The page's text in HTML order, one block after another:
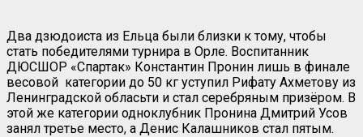
Два дзюдоиста из Ельца были близки к тому, чтобы
стать победителями турнира в Орле. Воспитанник
ДЮСШОР «Спартак» Константин Пронин лишь в финале
весовой категории до 50 кг уступил Рифату Ахметову из
Ленинградской обласьти и стал серебряным призёром. В
этой же категории одноклубник Пронина Дмитрий Усов
занял третье место, а Денис Калашников стал пятым.